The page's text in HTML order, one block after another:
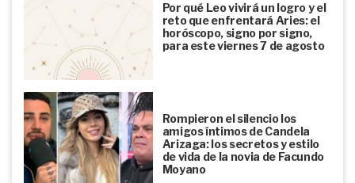
Por qué Leo vivirá un logro y el
reto que enfrentará Aries: el
horóscopo, signo por signo,
para este viernes 7 de agosto
Rompieron el silencio los
amigos íntimos de Candela
Arizaga: los secretos y estilo
de vida de la novia de Facundo
Moyano